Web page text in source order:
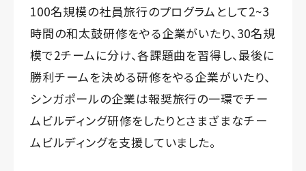
100名規模の社員旅行のプログラムとして2~3
時間の和太鼓研修をやる企業がいたり、30名規
模で2チームに分け、各課題曲を習得し、最後に
勝利チームを決める研修をやる企業がいたり、
シンガポールの企業は報奨旅行の一環でチー
ムビルディング研修をしたりとさまざまなチー
ムビルディングを支援していました。